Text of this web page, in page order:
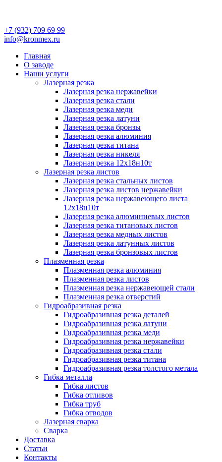
+7 (932) 709 69 99
info@kronmex.ru
Главная
О заводе
Наши услуги
Лазерная резка
Лазерная резка нержавейки
Лазерная резка стали
Лазерная резка меди
Лазерная резка латуни
Лазерная резка бронзы
Лазерная резка алюминия
Лазерная резка титана
Лазерная резка никеля
Лазерная резка 12х18н10т
Лазерная резка листов
Лазерная резка стальных листов
Лазерная резка листов нержавейки
Лазерная резка нержавеющего листа
12х18н10т
Лазерная резка алюминиевых листов
Лазерная резка титановых листов
Лазерная резка медных листов
Лазерная резка латунных листов
Лазерная резка бронзовых листов
Плазменная резка
Плазменная резка алюминия
Плазменная резка листов
Плазменная резка нержавеющей стали
Плазменная резка отверстий
Гидроабразивная резка
Гидроабразивная резка деталей
Гидроабразивная резка латуни
Гидроабразивная резка меди
Гидроабразивная резка нержавейки
Гидроабразивная резка стали
Гидроабразивная резка титана
Гидроабразивная резка толстого метала
Гибка металла
Гибка листов
Гибка отливов
Гибка труб
Гибка отводов
Лазерная сварка
Сварка
Доставка
Статьи
Контакты